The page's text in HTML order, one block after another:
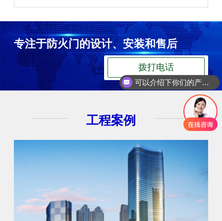
专注于防火门的设计、安装和售后
拨打电话
工程案例
可以介绍下你们的产品么
你们是怎么收费的呢